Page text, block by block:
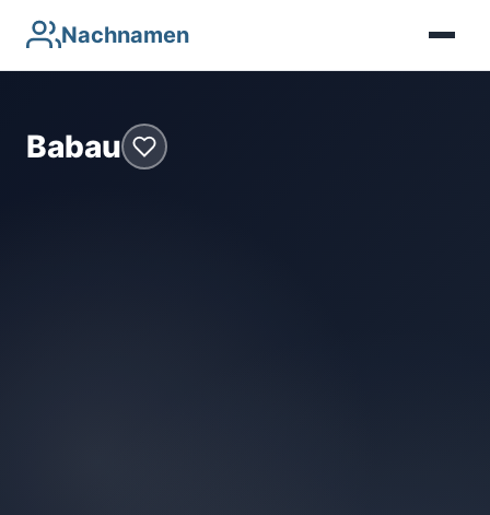
Nachnamen
Babau